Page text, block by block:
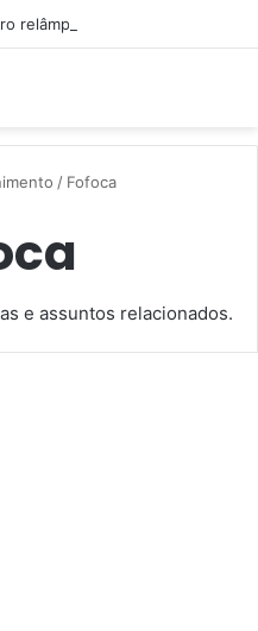
/ Fofoca
e assuntos relacionados.